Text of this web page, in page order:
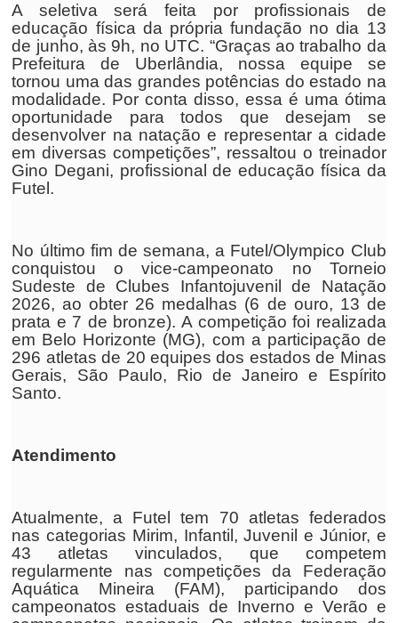
A seletiva será feita por profissionais de
educação física da própria fundação no dia 13
de junho, às 9h, no UTC. “Graças ao trabalho da
Prefeitura de Uberlândia, nossa equipe se
tornou uma das grandes potências do estado na
modalidade. Por conta disso, essa é uma ótima
oportunidade para todos que desejam se
desenvolver na natação e representar a cidade
em diversas competições”, ressaltou o treinador
Gino Degani, profissional de educação física da
Futel.
No último fim de semana, a Futel/Olympico Club
conquistou o vice-campeonato no Torneio
Sudeste de Clubes Infantojuvenil de Natação
2026, ao obter 26 medalhas (6 de ouro, 13 de
prata e 7 de bronze). A competição foi realizada
em Belo Horizonte (MG), com a participação de
296 atletas de 20 equipes dos estados de Minas
Gerais, São Paulo, Rio de Janeiro e Espírito
Santo.
Atendimento
Atualmente, a Futel tem 70 atletas federados
nas categorias Mirim, Infantil, Juvenil e Júnior, e
43 atletas vinculados, que competem
regularmente nas competições da Federação
Aquática Mineira (FAM), participando dos
campeonatos estaduais de Inverno e Verão e